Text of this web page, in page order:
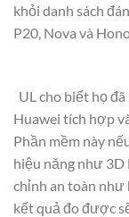
khỏi danh sách
P20, Nova và
UL cho biết họ
Huawei tích hợp
Phần mềm này
hiệu năng như 3D
chỉnh an toàn như
kết quả đo được